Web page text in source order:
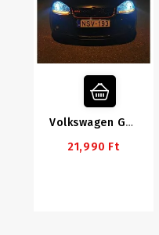
Volkswagen Golf 5/Jetta Mk5/ Caddy / Touran LED Tompított Szett +LED Helyzetjelző
21,990 Ft